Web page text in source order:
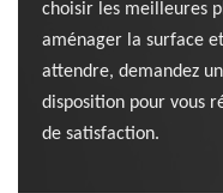
choisir les meilleures
aménager la surface
attendre, demandez
disposition pour vous
de satisfaction.